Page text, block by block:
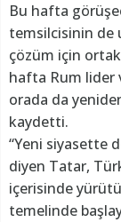
Bu hafta
temsilcisinin de
çözüm için
hafta Rum lider
orada da
kaydetti.
“Yeni siyasette
diyen Tatar,
içerisinde
temelinde